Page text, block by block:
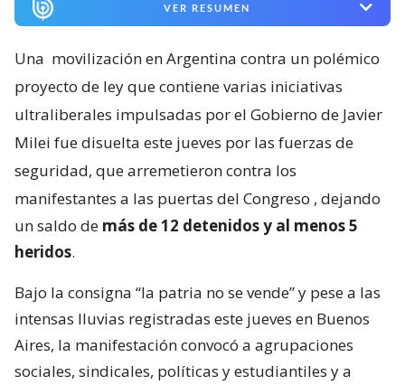
VER RESUMEN
Una movilización en Argentina contra un polémico
proyecto de ley que contiene varias iniciativas
ultraliberales impulsadas por el Gobierno de Javier
Milei fue disuelta este jueves por las fuerzas de
seguridad, que arremetieron contra los
manifestantes a las puertas del Congreso , dejando
un saldo de más de 12 detenidos y al menos 5
heridos.
Bajo la consigna “la patria no se vende” y pese a las
intensas lluvias registradas este jueves en Buenos
Aires, la manifestación convocó a agrupaciones
sociales, sindicales, políticas y estudiantiles y a